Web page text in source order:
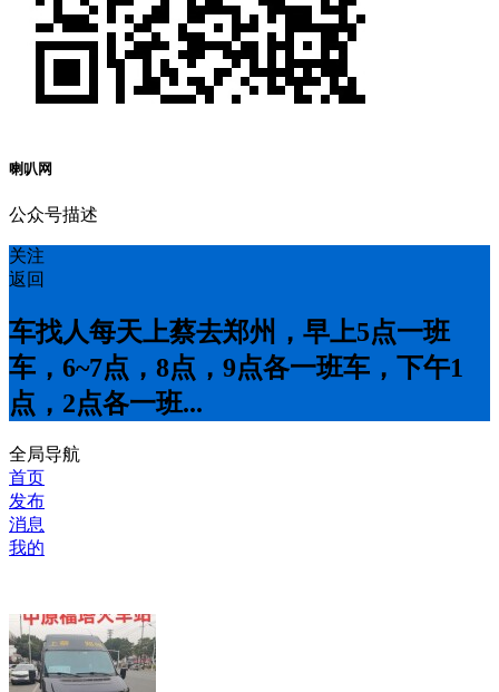
喇叭网
公众号描述
关注
返回
车找人每天上蔡去郑州，早上5点一班
车，6~7点，8点，9点各一班车，下午1
点，2点各一班...
全局导航
首页
发布
消息
我的